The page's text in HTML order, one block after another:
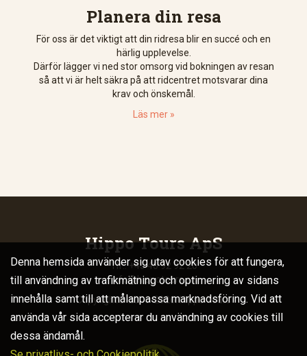
Planera din resa
För oss är det viktigt att din ridresa blir en succé och en
härlig upplevelse.
Därför lägger vi ned stor omsorg vid bokningen av resan
så att vi är helt säkra på att ridcentret motsvarar dina
krav och önskemål.
Läs mer »
Hippo Tours ApS
Tlf.: +45 40 92 92 20
info@hippotours.se
Copyright© 2006-2026. Hippo Tours
Denna hemsida använder sig utav cookies för att fungera,
till användning av trafikmätning och optimering av sidans
innehålla samt till att målanpassa marknadsföring. Vid att
använda vår sida accepterar du användning av cookies till
dessa ändamål.